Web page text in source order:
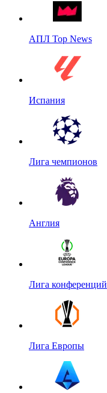
АПЛ Top News
Испания
Лига чемпионов
Англия
Лига конференций
Лига Европы